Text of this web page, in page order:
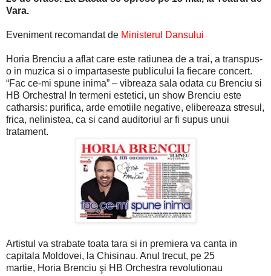
Vara.
Eveniment recomandat de Ministerul Dansului
Horia Brenciu a aflat care este ratiunea de a trai, a transpus-
o in muzica si o impartaseste publicului la fiecare concert.
“Fac ce-mi spune inima” – vibreaza sala odata cu Brenciu si
HB Orchestra! In termeni estetici, un show Brenciu este
catharsis: purifica, arde emotiile negative, elibereaza stresul,
frica, nelinistea, ca si cand auditoriul ar fi supus unui
tratament.
Artistul va strabate toata tara si in premiera va canta in
capitala Moldovei, la Chisinau. Anul trecut, pe 25
martie, Horia Brenciu şi HB Orchestra revolutionau